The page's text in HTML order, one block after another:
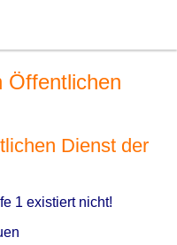
Öffentlichen
Dienst der
1 existiert nicht!